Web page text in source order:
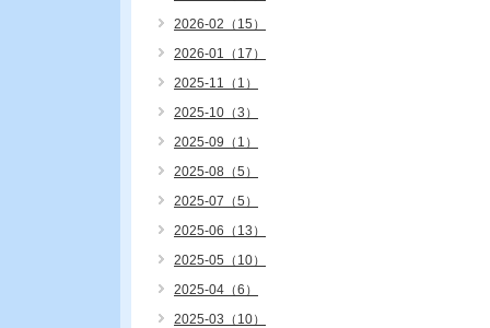
2026-02（15）
2026-01（17）
2025-11（1）
2025-10（3）
2025-09（1）
2025-08（5）
2025-07（5）
2025-06（13）
2025-05（10）
2025-04（6）
2025-03（10）